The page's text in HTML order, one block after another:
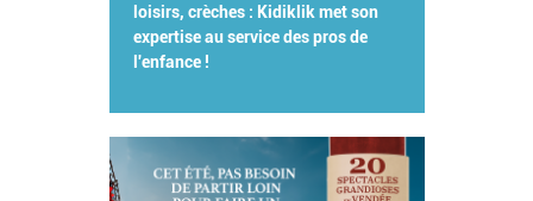
loisirs, crèches : Kidiklik met son
expertise au service des pros de
l'enfance !